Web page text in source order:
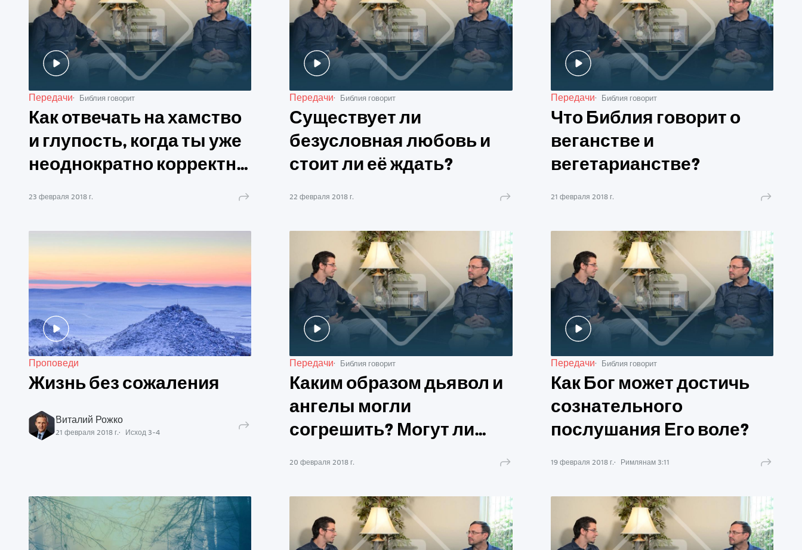
Передачи Библия говорит
Как отвечать на хамство
и глупость, когда ты уже
неоднократно корректно
23 февраля 2018 г.
Передачи Библия говорит
Существует ли
безусловная любовь и
стоит ли её ждать?
22 февраля 2018 г.
Передачи Библия говорит
Что Библия говорит о
веганстве и
вегетарианстве?
21 февраля 2018 г.
Проповеди
Жизнь без сожаления
Виталий Рожко
21 февраля 2018 г. Исход 3-4
Передачи Библия говорит
Каким образом дьявол и
ангелы могли
согрешить? Могут ли
20 февраля 2018 г.
Передачи Библия говорит
Как Бог может достичь
сознательного
послушания Его воле?
19 февраля 2018 г. Римлянам 3:11